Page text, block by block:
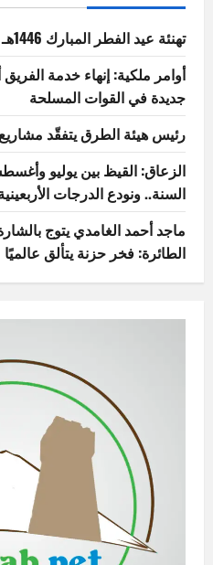
تهنئة عيد الفطر المبارك 1446هـ
أوامر ملكية: إنهاء خدمة
جديدة في القوات المسلحة
رئيس هيئة الطرق يتفقّد
الزعاق: القيظ بين يوليو
السنة.. ونودع الدرجات
ماجد أحمد الغامدي يتوج
الطائرة: فخر حزنة يتألق عالميًا